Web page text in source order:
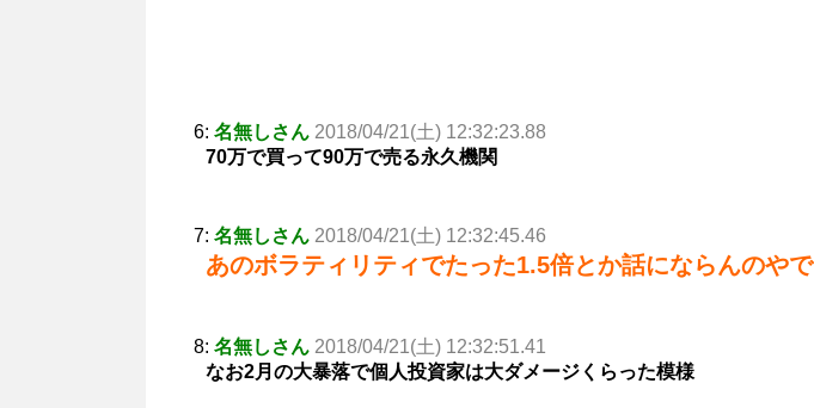
6: 名無しさん 2018/04/21(土) 12:32:23.88
70万で買って90万で売る永久機関
7: 名無しさん 2018/04/21(土) 12:32:45.46
あのボラティリティでたった1.5倍とか話にならんのやで
8: 名無しさん 2018/04/21(土) 12:32:51.41
なお2月の大暴落で個人投資家は大ダメージくらった模様